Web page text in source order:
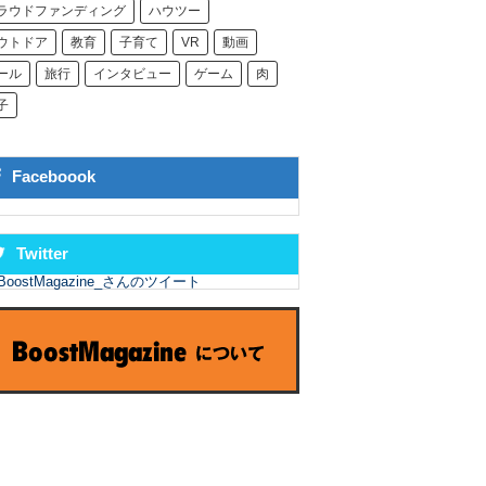
ウドファンディング ハウツー
トドア 教育 子育て VR 動画
ル 旅行 インタビュー ゲーム 肉
Faceboook
Twitter
さんのツイート